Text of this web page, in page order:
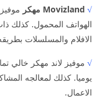
√ Movizland مهكر
الهواتف المحمول. كذلك
الافلام والمسلسلات
√ موفيز لاند مهكر خالي
يوميا. كذلك لمعالجه
الاعمال.